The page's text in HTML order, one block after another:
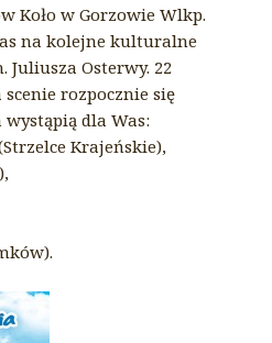
Koło w Gorzowie Wlkp.
na kolejne kulturalne
Juliusza Osterwy. 22
scenie rozpocznie się
dla Was:
Krajeńskie),